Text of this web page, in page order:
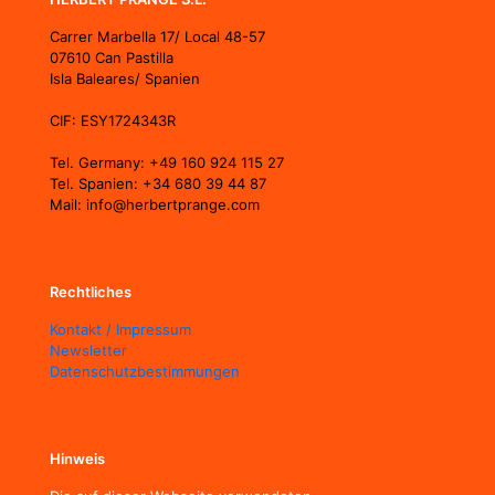
mit einzigartigen Erlebnissen.
Mehr über mich, Mallorca
und was noch kommt.
Carrer Marbella 17/ Local 48-57
07610 Can Pastilla
Isla Baleares/ Spanien
CIF: ESY1724343R
Tel. Germany: +49 160 924 115 27
Tel. Spanien: +34 680 39 44 87
Mail: info@herbertprange.com
Rechtliches
Kontakt / Impressum
Newsletter
Datenschutzbestimmungen
Hinweis